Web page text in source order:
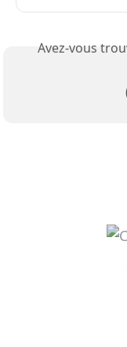
Avez-vous